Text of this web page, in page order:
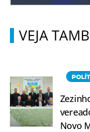
VEJA
Novo